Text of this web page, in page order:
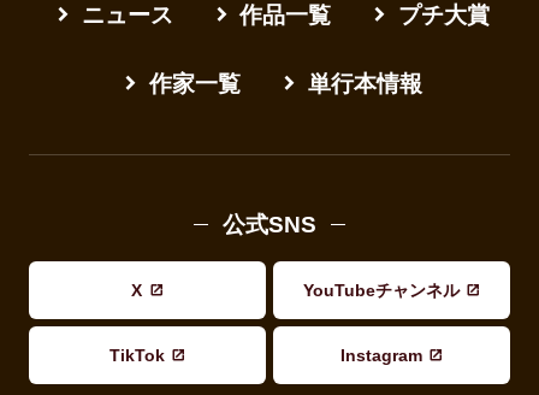
ニュース 作品一覧 プチ大賞
作家一覧 単行本情報
公式SNS
X YouTubeチャンネル
TikTok Instagram